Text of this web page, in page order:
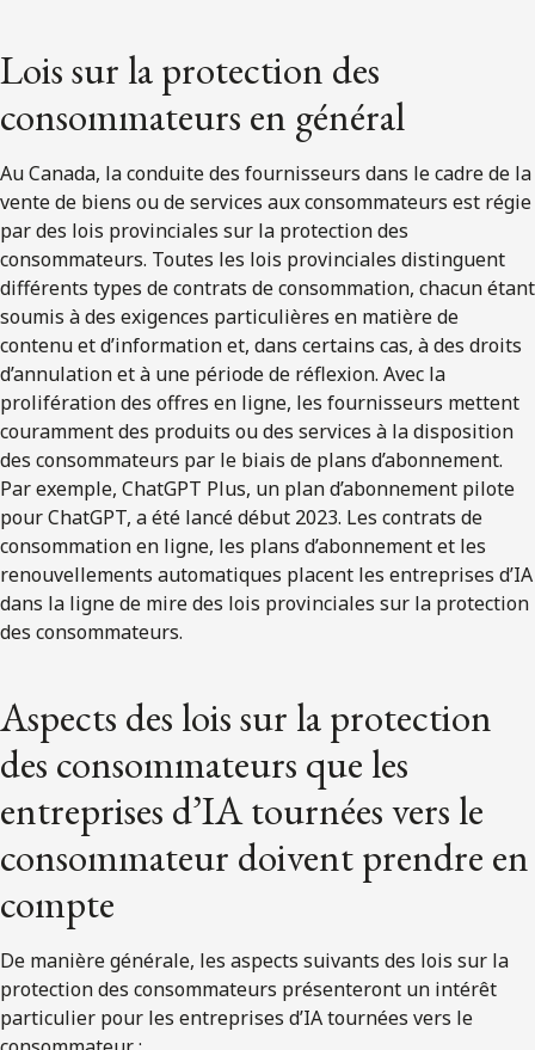
Lois sur la protection des
consommateurs en général
Au Canada, la conduite des fournisseurs dans le cadre de la
vente de biens ou de services aux consommateurs est régie
par des lois provinciales sur la protection des
consommateurs. Toutes les lois provinciales distinguent
différents types de contrats de consommation, chacun étant
soumis à des exigences particulières en matière de
contenu et d’information et, dans certains cas, à des droits
d’annulation et à une période de réflexion. Avec la
prolifération des offres en ligne, les fournisseurs mettent
couramment des produits ou des services à la disposition
des consommateurs par le biais de plans d’abonnement.
Par exemple, ChatGPT Plus, un plan d’abonnement pilote
pour ChatGPT, a été lancé début 2023. Les contrats de
consommation en ligne, les plans d’abonnement et les
renouvellements automatiques placent les entreprises d’IA
dans la ligne de mire des lois provinciales sur la protection
des consommateurs.
Aspects des lois sur la protection
des consommateurs que les
entreprises d’IA tournées vers le
consommateur doivent prendre en
compte
De manière générale, les aspects suivants des lois sur la
protection des consommateurs présenteront un intérêt
particulier pour les entreprises d’IA tournées vers le